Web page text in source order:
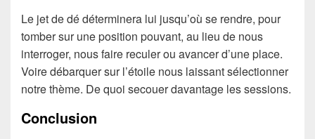
Le jet de dé déterminera lui jusqu’où se rendre, pour
tomber sur une position pouvant, au lieu de nous
interroger, nous faire reculer ou avancer d’une place.
Voire débarquer sur l’étoile nous laissant sélectionner
notre thème. De quoi secouer davantage les sessions.
Conclusion